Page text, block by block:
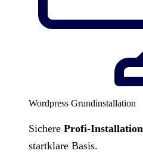
Wordpress Grundinstallation
Sichere Profi-Installation
startklare Basis.